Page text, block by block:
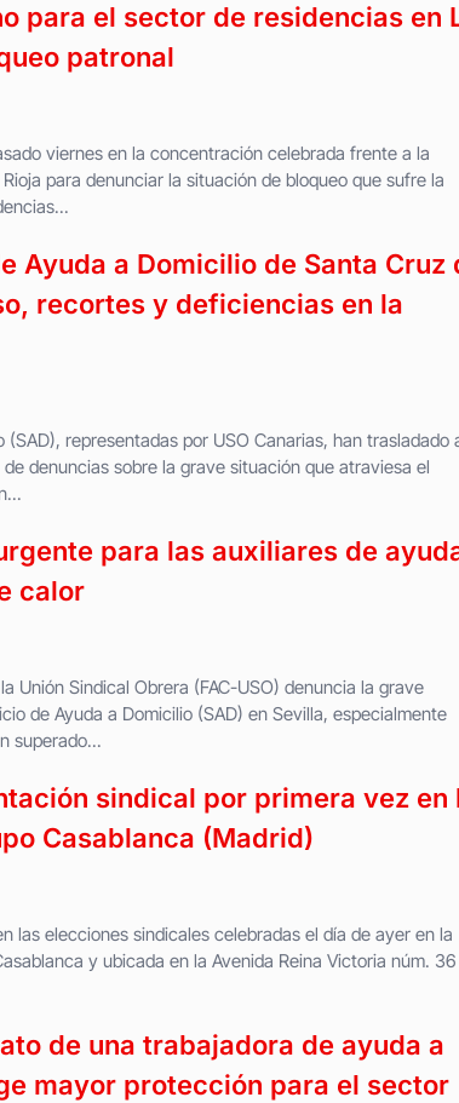
para el sector de residencias en
patronal
viernes en la concentración celebrada frente a la
para denunciar la situación de bloqueo que sufre la
Ayuda a Domicilio de Santa Cruz
recortes y deficiencias en la
representadas por USO Canarias, han trasladado
denuncias sobre la grave situación que atraviesa el
para las auxiliares de
calor
Unión Sindical Obrera (FAC-USO) denuncia la grave
de Ayuda a Domicilio (SAD) en Sevilla, especialmente
superado...
sindical por primera vez en
Casablanca (Madrid)
las elecciones sindicales celebradas el día de ayer en la
y ubicada en la Avenida Reina Victoria núm.
de una trabajadora de ayuda a
mayor protección para el sector